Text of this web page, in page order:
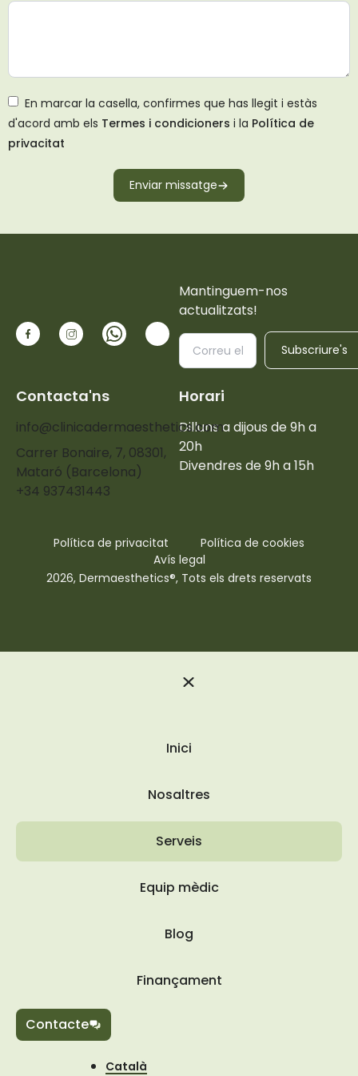
En marcar la casella, confirmes que has llegit i estàs
d'acord amb els Termes i condicioners i la Política de
privacitat
Enviar missatge
Mantinguem-nos
actualitzats!
Subscriure's
Horari
Dilluns a dijous de 9h a
20h
Divendres de 9h a 15h
Contacta'ns
+34 937431443
info@clinicadermaesthetics.com
Carrer Bonaire, 7, 08301,
Mataró (Barcelona)
Política de privacitat
Política de cookies
Avís legal
2026, Dermaesthetics®, Tots els drets reservats
Inici
Nosaltres
Serveis
Equip mèdic
Blog
Finançament
Contacte
Català